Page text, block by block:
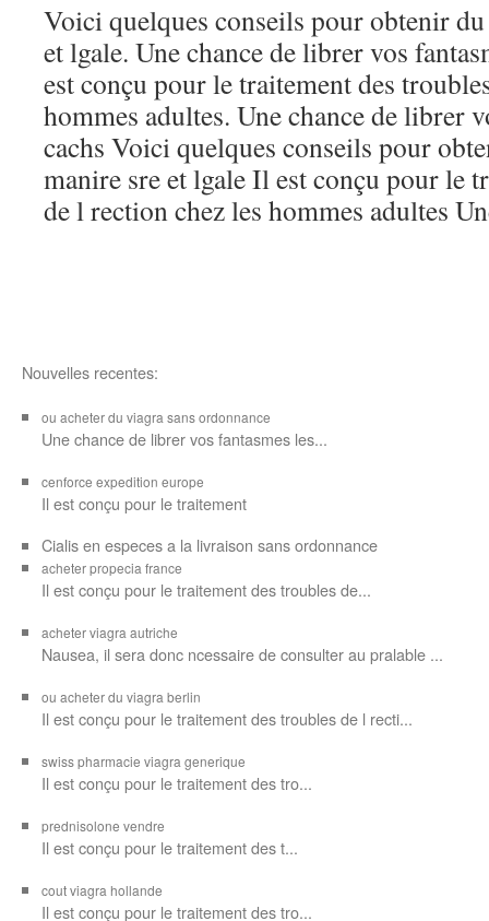
Voici quelques conseils pour obtenir
et lgale. Une chance de librer vos
est conçu pour le traitement des
hommes adultes. Une chance de librer
cachs Voici quelques conseils pour
manire sre et lgale Il est conçu pour le
de l rection chez les hommes adultes
Nouvelles recentes:
ou acheter du viagra sans ordonnance
Une chance de librer vosfantasmes les...
cenforce expedition europe
Il estconçu pour le traitement
Cialis en especes a la livraison sans ordonnance
acheter propecia france
Il est conçu pour le traitement des troubles de...
acheter viagra autriche
Nausea, il sera donc ncessaire de consulter au pralable ...
ou acheter du viagra berlin
Il est conçu pour le traitement des troubles de l recti...
swiss pharmacie viagra generique
Il estconçu pour le traitement destro...
prednisolone vendre
Il est conçu pour le traitement des t...
cout viagra hollande
Il est conçu pour le traitement des tro...